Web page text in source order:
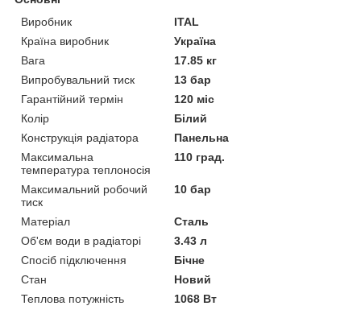
Виробник
ITAL
Країна виробник
Україна
Вага
17.85 кг
Випробувальний тиск
13 бар
Гарантійний термін
120 міс
Колір
Білий
Конструкція радіатора
Панельна
Максимальна
температура теплоносія
110 град.
Максимальний робочий
тиск
10 бар
Матеріал
Сталь
Об'єм води в радіаторі
3.43 л
Спосіб підключення
Бічне
Стан
Новий
Теплова потужність
1068 Вт